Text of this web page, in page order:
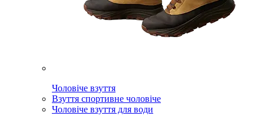
Чоловіче взуття
Взуття спортивне чоловіче
Чоловіче взуття для води